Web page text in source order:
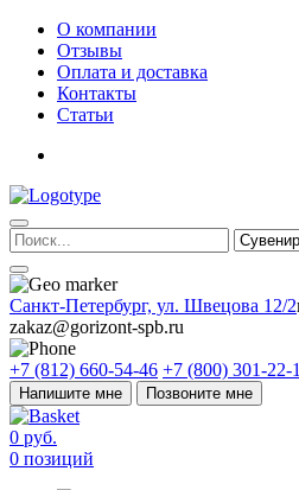
О компании
Отзывы
Оплата и доставка
Контакты
Статьи
Санкт-Петербург, ул. Швецова 12/2
zakaz@gorizont-spb.ru
+7 (812) 660-54-46 +7 (800) 301-22-
Напишите мне Позвоните мне
0 руб.
0 позиций